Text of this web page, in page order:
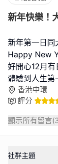
新年快樂！
新年第一日同
Happy New
好開心12月
體驗到人生
香港中環
評分
顯示所有留言(
社群主題